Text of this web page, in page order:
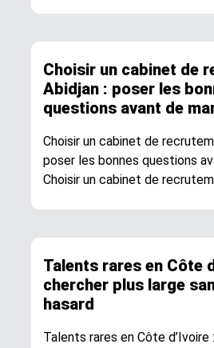
Choisir un cabinet de
Abidjan : poser les
questions avant de
Choisir un cabinet de
poser les bonnes questions
Choisir un cabinet de
Talents rares en Côte
chercher plus large
hasard
Talents rares en Côte d’Ivoire